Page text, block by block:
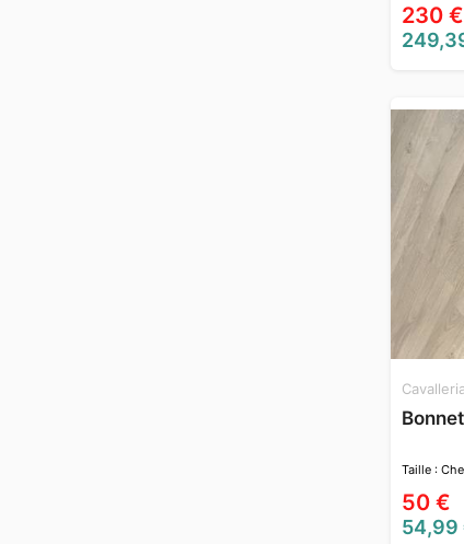
230 €
Taille :
50 €
54,99